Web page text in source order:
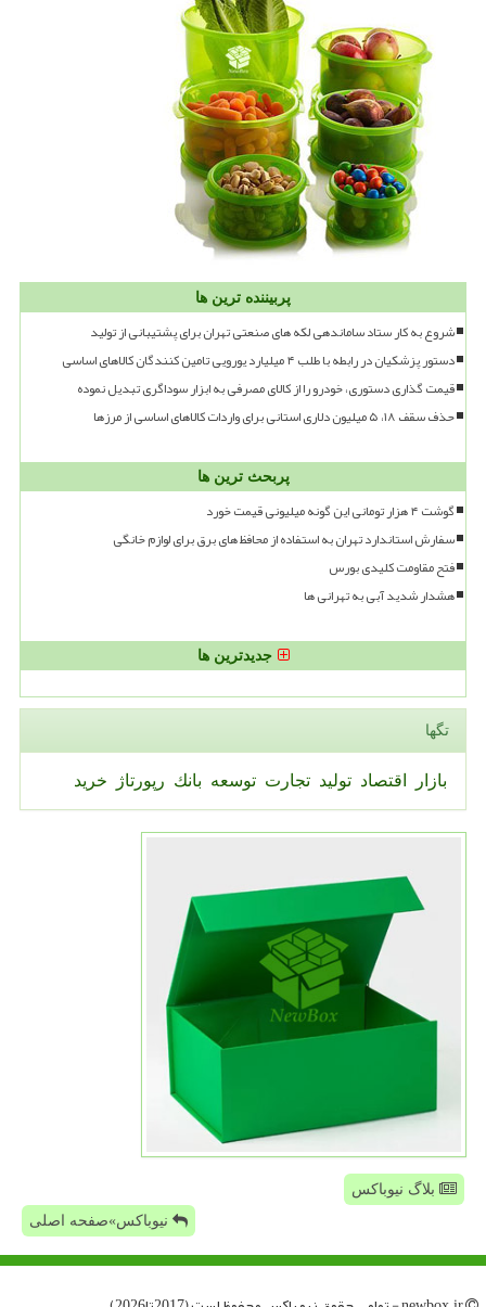
پربیننده ترین ها
شروع به کار ستاد ساماندهی لکه های صنعتی تهران برای پشتیبانی از تولید
دستور پزشکیان در رابطه با طلب ۴ میلیارد یورویی تامین کنندگان کالاهای اساسی
قیمت گذاری دستوری، خودرو را از کالای مصرفی به ابزار سوداگری تبدیل نموده
حذف سقف ۱۸، ۵ میلیون دلاری استانی برای واردات کالاهای اساسی از مرزها
پربحث ترین ها
گوشت ۴ هزار تومانی این گونه میلیونی قیمت خورد
سفارش استاندارد تهران به استفاده از محافظ های برق برای لوازم خانگی
فتح مقاومت کلیدی بورس
هشدار شدید آبی به تهرانی ها
جدیدترین ها
تگها
بازار اقتصاد تولید تجارت توسعه بانك رپورتاژ خرید
بلاگ نیوباکس
نیوباکس»صفحه اصلی